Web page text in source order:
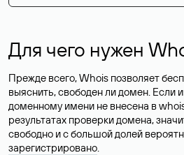
Для чего нужен
Прежде всего, Whois позволяет
выяснить, свободен ли домен. Если
доменному имени не внесена в
результатах проверки домена,
свободно и с большой долей
зарегистрировано.